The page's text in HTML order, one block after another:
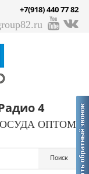
+7(918) 440 77 82
4
ОПТОМ
Поиск